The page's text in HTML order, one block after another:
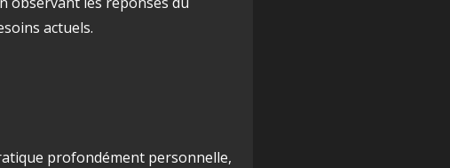
actuels.
profondément personnelle,